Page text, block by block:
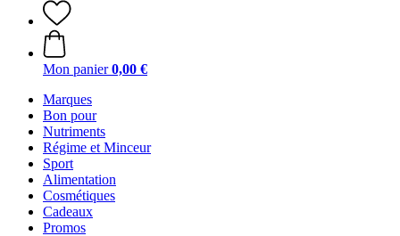
Mon panier 0,00 €
Marques
Bon pour
Nutriments
Régime et Minceur
Sport
Alimentation
Cosmétiques
Cadeaux
Promos